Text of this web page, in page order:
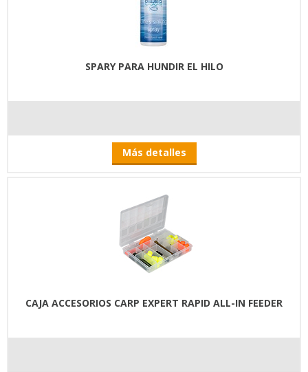
SPARY PARA HUNDIR EL HILO
Más detalles
CAJA ACCESORIOS CARP EXPERT RAPID ALL-IN FEEDER